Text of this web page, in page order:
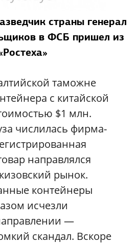
страны генерал
в ФСБ пришел из
таможне
с китайской
$1 млн.
числилась фирма-
направлялся
рынок.
контейнеры
исчезли
—
скандал. Вскоре